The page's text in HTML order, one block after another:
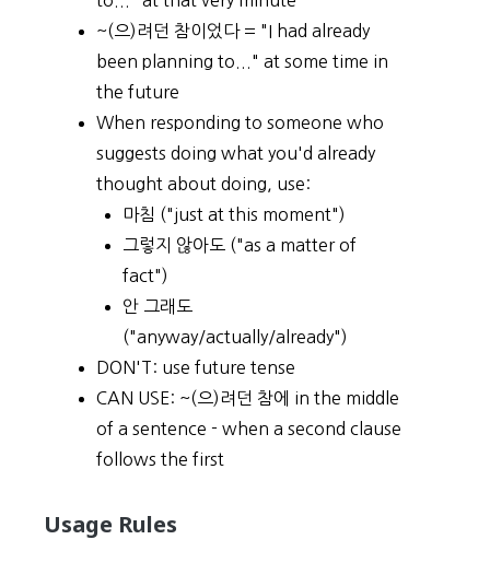
~(으)려던 참이었다 = "I had already
been planning to..." at some time in
the future
When responding to someone who
suggests doing what you'd already
thought about doing, use:
마침 ("just at this moment")
그렇지 않아도 ("as a matter of
fact")
안 그래도
("anyway/actually/already")
DON'T: use future tense
CAN USE: ~(으)려던 참에 in the middle
of a sentence - when a second clause
follows the first
Usage Rules